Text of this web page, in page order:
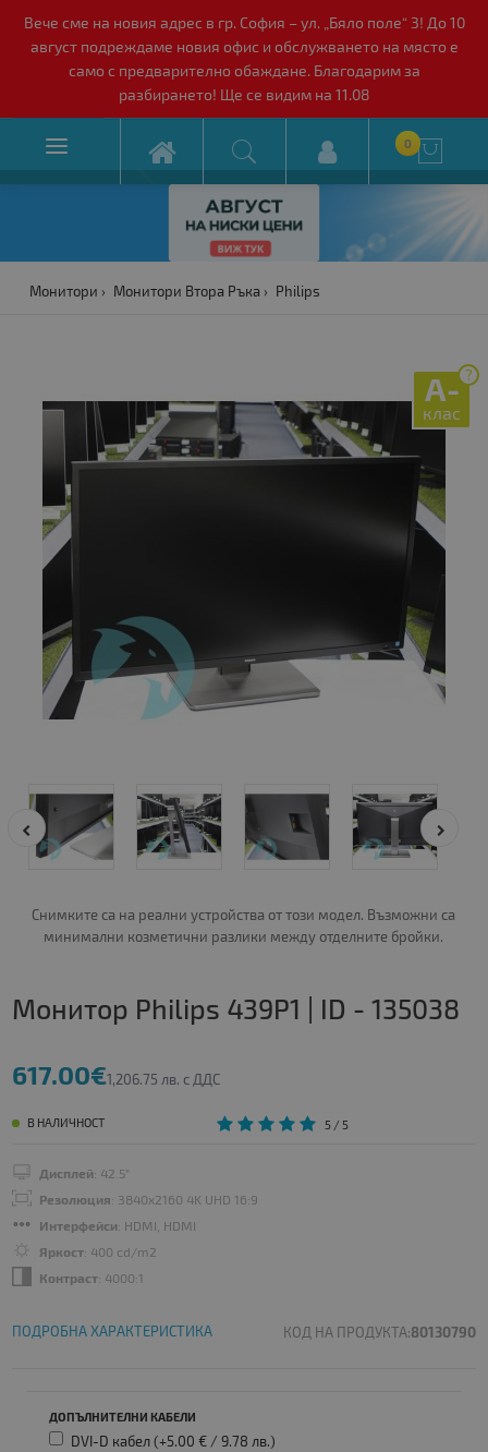
Вече сме на новия адрес в гр. София – ул. „Бяло поле“ 3! До 10
август подреждаме новия офис и обслужването на място е
само с предварително обаждане. Благодарим за
разбирането! Ще се видим на 11.08
 0 
Монитори Монитори Втора Ръка Philips
?
A-
клас
Снимките са на реални устройства от този модел. Възможни са
минимални козметични разлики между отделните бройки.
Монитор Philips 439P1 | ID - 135038
617.00€1,206.75 лв. с ДДС
В НАЛИЧНОСТ 5/ 5
Дисплей: 42.5"
Резолюция: 3840x2160 4K UHD 16:9
Интерфейси: HDMI, HDMI
Яркост: 400 cd/m2
Контраст: 4000:1
ПОДРОБНА ХАРАКТЕРИСТИКА КОД НА ПРОДУКТА:80130790
ДОПЪЛНИТЕЛНИ КАБЕЛИ
DVI-D кабел (+5.00 € / 9.78 лв.)